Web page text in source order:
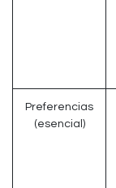
Preferencias
(esencial)